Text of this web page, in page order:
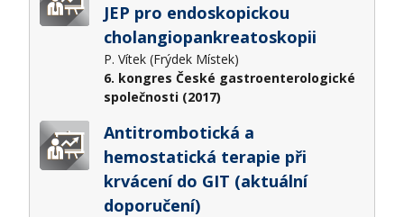
JEP pro endoskopickou
cholangiopankreatoskopii
P. Vítek (Frýdek Místek)
6. kongres České gastroenterologické
společnosti (2017)
Antitrombotická a
hemostatická terapie při
krvácení do GIT (aktuální
doporučení)